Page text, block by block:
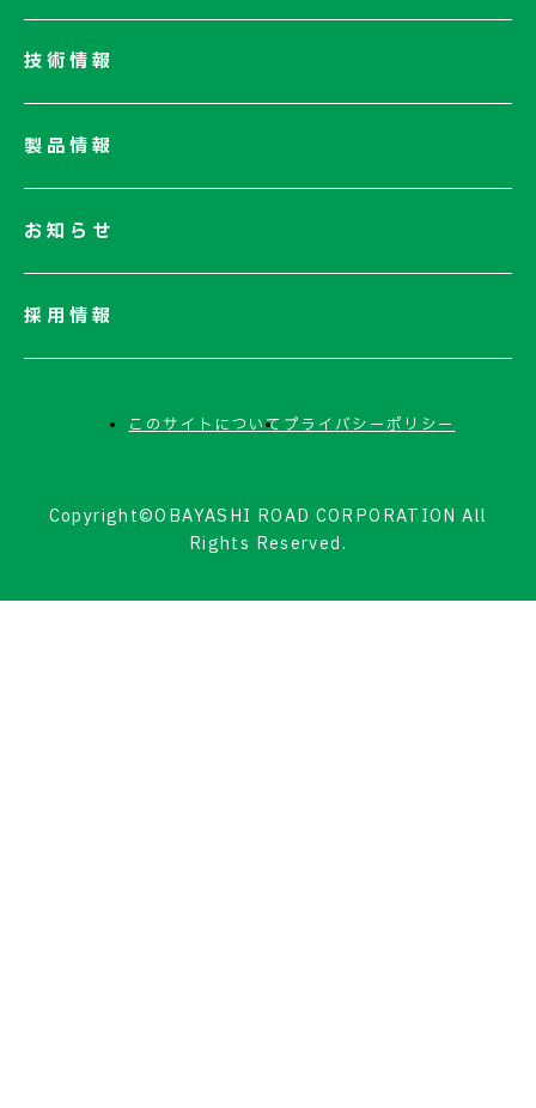
ネットワーク
技術情報
製品情報
お知らせ
採用情報
このサイトについてプライバシーポリシー
Copyright©OBAYASHI ROAD CORPORATION All
Rights Reserved.